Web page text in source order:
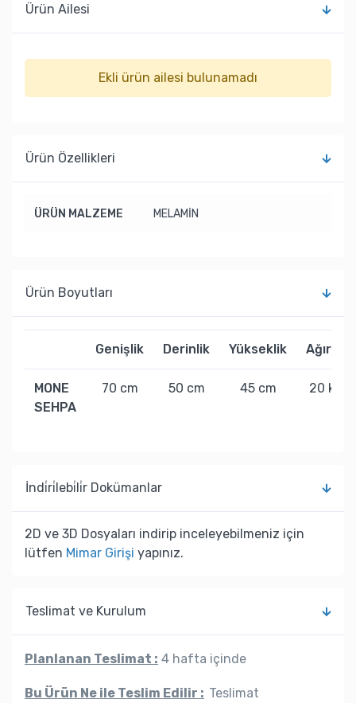
Ürün Ailesi
Ekli ürün ailesi bulunamadı
Ürün Özellikleri
ÜRÜN MALZEME MELAMİN
Ürün Boyutları
Genişlik Derinlik Yükseklik Ağırlık
MONE
SEHPA
70 cm 50 cm 45 cm 20 kg
İndi̇ri̇lebi̇li̇r Dokümanlar
2D ve 3D Dosyaları indirip inceleyebilmeniz için
lütfen Mimar Girişi yapınız.
Teslimat ve Kurulum
Planlanan Teslimat : 4 hafta içinde
Bu Ürün Ne ile Teslim Edilir : Teslimat